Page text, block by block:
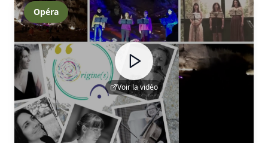
Voir la vidéo
Opéra